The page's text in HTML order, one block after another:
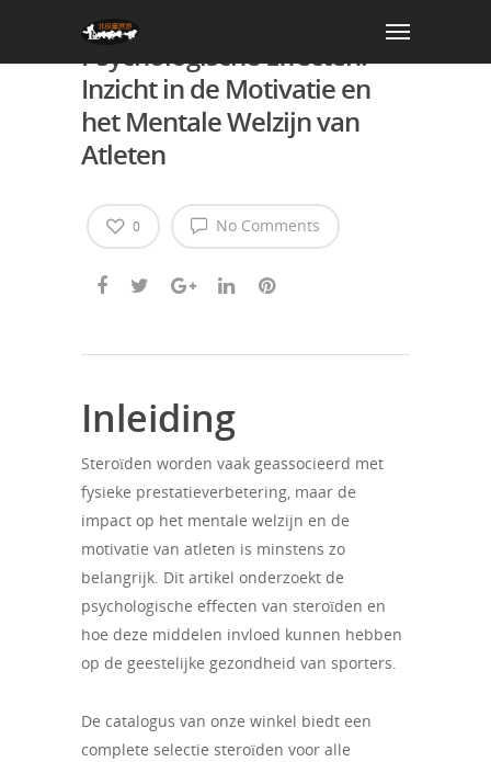
Steroïden en hun
Psychologische Effecten:
Inzicht in de Motivatie en
het Mentale Welzijn van
Atleten
No Comments
0
Inleiding
Steroïden worden vaak geassocieerd met
fysieke prestatieverbetering, maar de
impact op het mentale welzijn en de
motivatie van atleten is minstens zo
belangrijk. Dit artikel onderzoekt de
psychologische effecten van steroïden en
hoe deze middelen invloed kunnen hebben
op de geestelijke gezondheid van sporters.
De catalogus van onze winkel biedt een
complete selectie steroïden voor alle